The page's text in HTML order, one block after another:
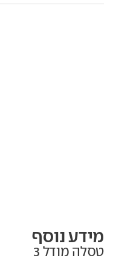
מידע נוסף
טסלה מודל 3